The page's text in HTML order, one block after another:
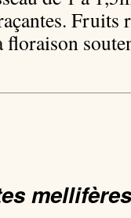
Fruits